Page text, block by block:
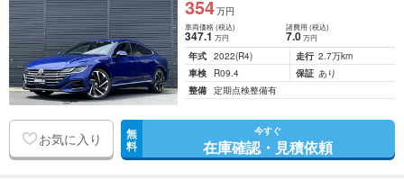
354万円
車両価格(税込)
347.1万円
諸費用 (税込)
7.0 万円
年式 2022(R4) 走行 2.7万km
車検
R09.4 保証 あり
整備 定期点検整備有
お気に入り 無
料
今すぐ
在庫確認・見積依頼